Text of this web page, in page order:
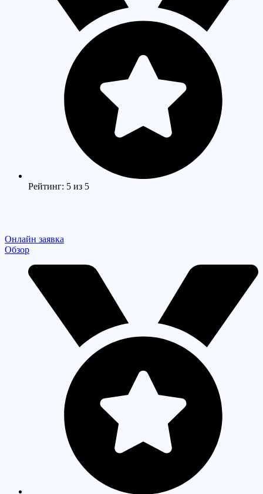
Рейтинг: 5 из 5
Онлайн заявка
Обзор